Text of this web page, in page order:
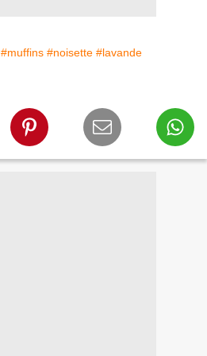
#muffins #noisette #lavande